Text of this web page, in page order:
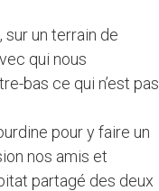
un terrain de
qui nous
bas ce qui n’est pas
pour y faire un
nos amis et
partagé des deux